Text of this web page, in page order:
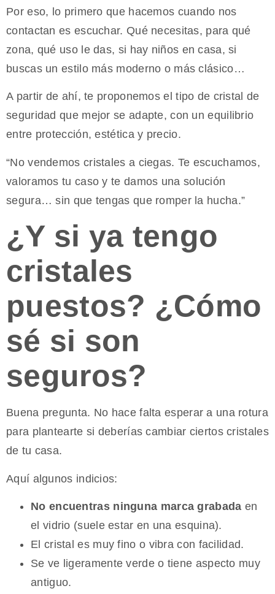
Por eso, lo primero que hacemos cuando nos
contactan es escuchar. Qué necesitas, para qué
zona, qué uso le das, si hay niños en casa, si
buscas un estilo más moderno o más clásico…
A partir de ahí, te proponemos el tipo de cristal de
seguridad que mejor se adapte, con un equilibrio
entre protección, estética y precio.
“No vendemos cristales a ciegas. Te escuchamos,
valoramos tu caso y te damos una solución
segura… sin que tengas que romper la hucha.”
¿Y si ya tengo
cristales
puestos? ¿Cómo
sé si son
seguros?
Buena pregunta. No hace falta esperar a una rotura
para plantearte si deberías cambiar ciertos cristales
de tu casa.
Aquí algunos indicios:
No encuentras ninguna marca grabada en
el vidrio (suele estar en una esquina).
El cristal es muy fino o vibra con facilidad.
Se ve ligeramente verde o tiene aspecto muy
antiguo.